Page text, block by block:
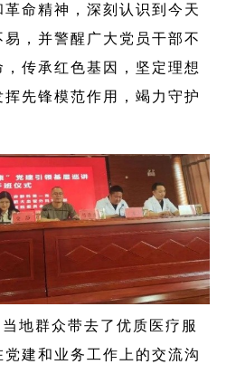
命精神，深刻认识到今天
，并警醒广大党员干部不
传承红色基因，坚定理想
先锋模范作用，竭力守护
地群众带去了优质医疗服
建和业务工作上的交流沟